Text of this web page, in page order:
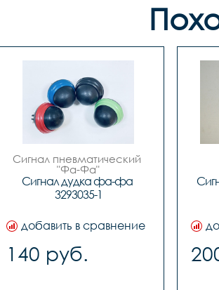
Сигнал пневматический
"Фа-Фа"
Сигнал дудка фа-фа
3293035-1
добавить в сравнение
140 руб.